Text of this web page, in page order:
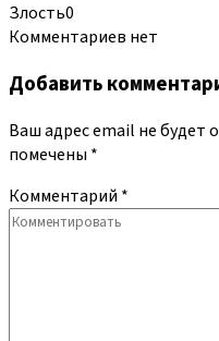
Злость0
Комментариев нет
Добавить
Ваш адрес email не будет
помечены *
Комментарий *